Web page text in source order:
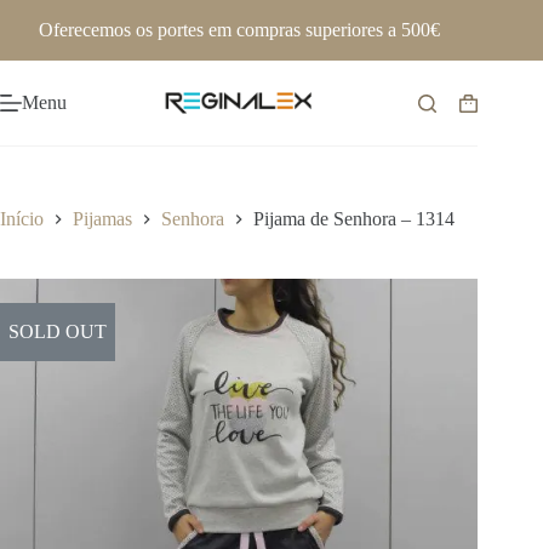
Oferecemos os portes em compras superiores a 500€
Menu
Carrinho
Início Pijamas Senhora Pijama de Senhora – 1314
SOLD OUT